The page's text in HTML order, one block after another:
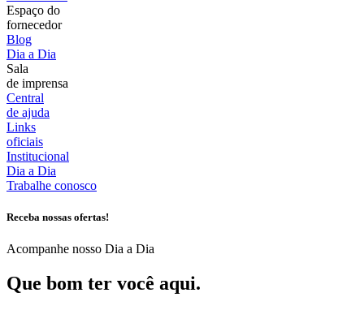
Espaço do
fornecedor
Blog
Dia a Dia
Sala
de imprensa
Central
de ajuda
Links
oficiais
Institucional
Dia a Dia
Trabalhe conosco
Receba nossas ofertas!
Acompanhe nosso Dia a Dia
Que bom ter você aqui.